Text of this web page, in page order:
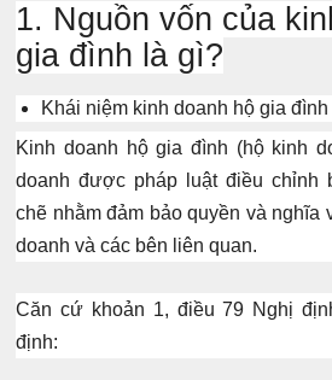
1. Nguồn vốn của
gia đình là gì?
Khái niệm kinh doanh hộ gia đình
Kinh doanh hộ gia đình (hộ kinh
doanh được pháp luật điều chỉnh
chẽ nhằm đảm bảo quyền và nghĩa
doanh và các bên liên quan.
Căn cứ khoản 1, điều 79 Nghị
định: